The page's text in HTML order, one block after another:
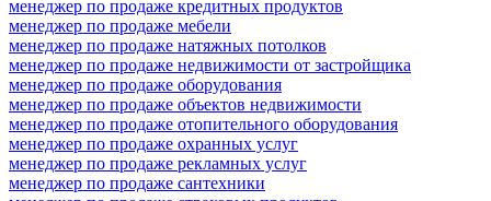
менеджер по продаже кредитных продуктов
менеджер по продаже мебели
менеджер по продаже натяжных потолков
менеджер по продаже недвижимости от застройщика
менеджер по продаже оборудования
менеджер по продаже объектов недвижимости
менеджер по продаже отопительного оборудования
менеджер по продаже охранных услуг
менеджер по продаже рекламных услуг
менеджер по продаже сантехники